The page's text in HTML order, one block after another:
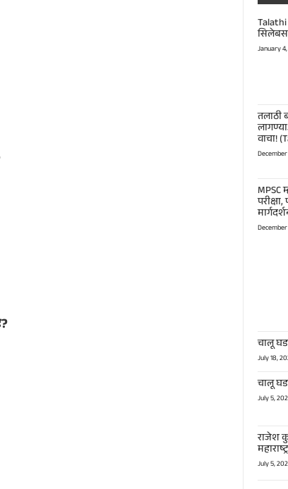
सिलेबस,
January
तलाठी
वाचा!
MPSC
चालू
July 18,
चालू
July 5,
राजेश
July 5,